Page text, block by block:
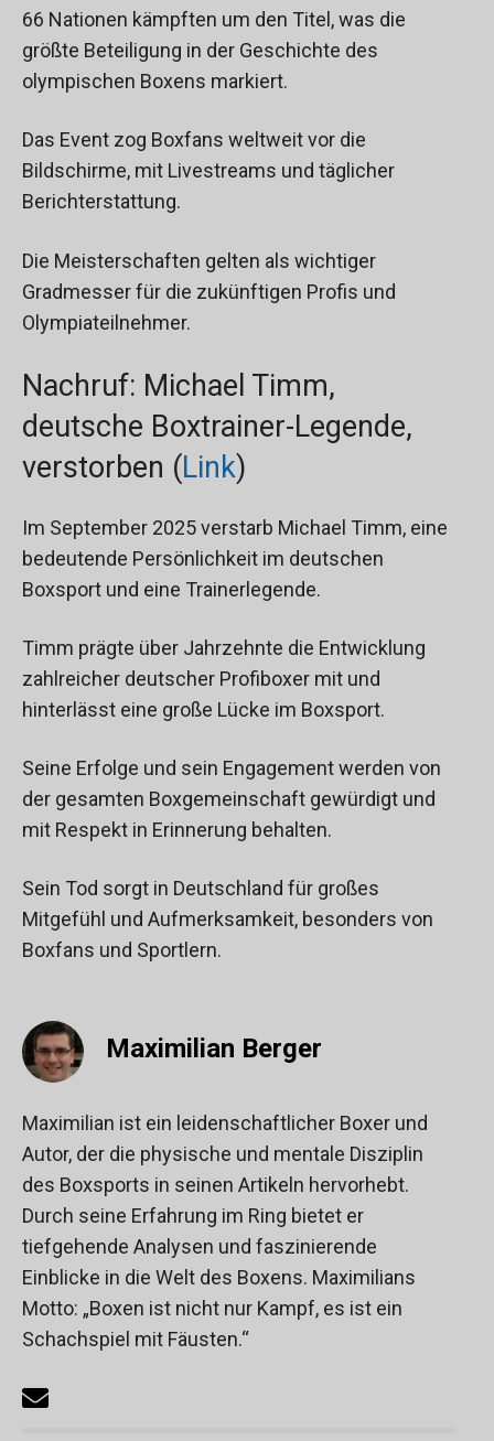
66 Nationen kämpften um den Titel, was die
größte Beteiligung in der Geschichte des
olympischen Boxens markiert.
Das Event zog Boxfans weltweit vor die
Bildschirme, mit Livestreams und täglicher
Berichterstattung.
Die Meisterschaften gelten als wichtiger
Gradmesser für die zukünftigen Profis und
Olympiateilnehmer.
Nachruf: Michael Timm,
deutsche Boxtrainer-Legende,
verstorben (Link)
Im September 2025 verstarb Michael Timm, eine
bedeutende Persönlichkeit im deutschen
Boxsport und eine Trainerlegende.
Timm prägte über Jahrzehnte die Entwicklung
zahlreicher deutscher Profiboxer mit und
hinterlässt eine große Lücke im Boxsport.
Seine Erfolge und sein Engagement werden von
der gesamten Boxgemeinschaft gewürdigt und
mit Respekt in Erinnerung behalten.
Sein Tod sorgt in Deutschland für großes
Mitgefühl und Aufmerksamkeit, besonders von
Boxfans und Sportlern.
Maximilian Berger
Maximilian ist ein leidenschaftlicher Boxer und
Autor, der die physische und mentale Disziplin
des Boxsports in seinen Artikeln hervorhebt.
Durch seine Erfahrung im Ring bietet er
tiefgehende Analysen und faszinierende
Einblicke in die Welt des Boxens. Maximilians
Motto: „Boxen ist nicht nur Kampf, es ist ein
Schachspiel mit Fäusten.“